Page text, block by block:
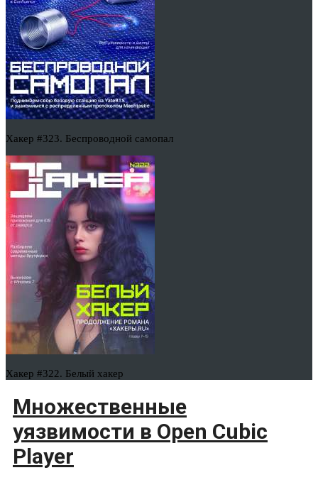
Хакер #323. Беспроводной самопал
Хакер #322. Белый хакер
Множественные
уязвимости в Open Cubic
Player